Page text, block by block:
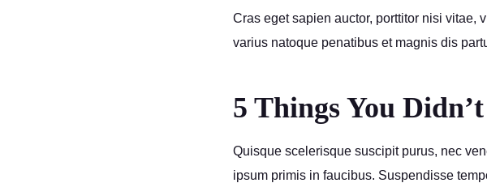
Cras eget sapien auctor, porttitor nisi vitae,
varius natoque penatibus et magnis dis
5 Things You
Quisque scelerisque suscipit purus, nec
ipsum primis in faucibus. Suspendisse